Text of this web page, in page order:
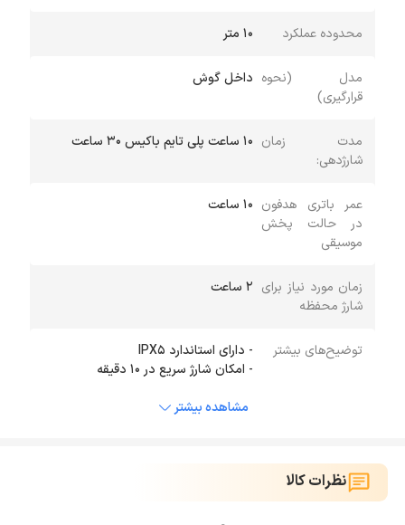
محدوده عملکرد ۱۰ متر
مدل (نحوه
قرارگیری)
داخل گوش
مدت زمان
شارژدهی:
10 ساعت پلی تایم باکیس 30 ساعت
عمر باتری هدفون
در حالت پخش
موسیقی
10 ساعت
زمان مورد نیاز برای
شارژ محفظه
2 ساعت
توضیح‌های بیشتر
- دارای استاندارد IPX5
- امکان شارژ سریع در 10 دقیقه
مشاهده بیشتر
نظرات کالا